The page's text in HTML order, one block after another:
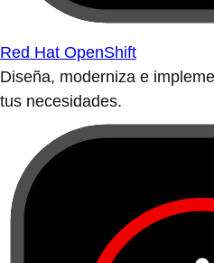
Red Hat OpenShift
Diseña, moderniza e
tus necesidades.